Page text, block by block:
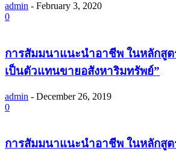
admin - February 3, 2020
0
การสัมมนาแนะนำอาชีพ ในหลักสู
เป็นตัวแทนขายอสังหาริมทรัพย์”
admin - December 26, 2019
0
การสัมมนาแนะนำอาชีพ ในหลักสูต